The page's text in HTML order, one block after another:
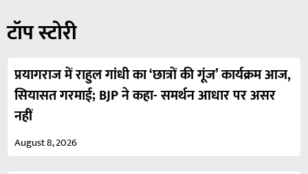
टॉप स्टोरी
प्रयागराज में राहुल गांधी का ‘छात्रों की गूंज’ कार्यक्रम आज,
सियासत गरमाई; BJP ने कहा- समर्थन आधार पर असर
नहीं
August 8, 2026